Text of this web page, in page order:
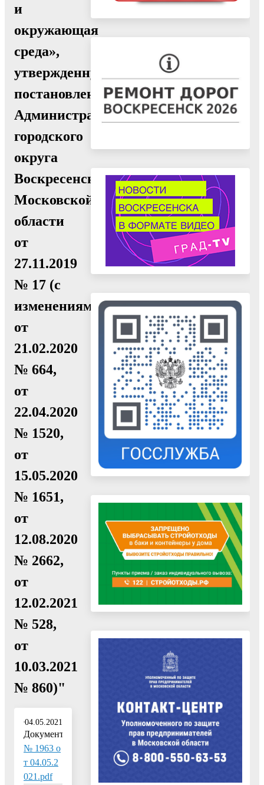
и
окружающая
среда»,
утвержденную
постановлением
Администрации
городского
округа
Воскресенск
Московской
области
от
27.11.2019
№ 17 (с
изменениями
от
21.02.2020
№ 664,
от
22.04.2020
№ 1520,
от
15.05.2020
№ 1651,
от
12.08.2020
№ 2662,
от
12.02.2021
№ 528,
от
10.03.2021
№ 860)"
04.05.2021
Документ:
№ 1963 о
т 04.05.2
021.pdf